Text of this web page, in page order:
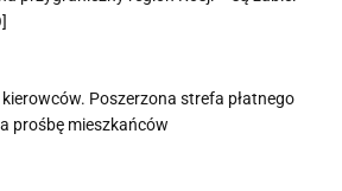
Poszerzona strefa płatnego
prośbę mieszkańców